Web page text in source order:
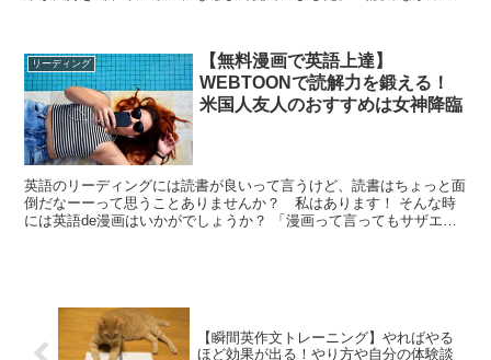
リーディング
【無料漫画で英語上達】
WEBTOONで読解力を鍛える！
米国人友人のおすすめは女神降臨
英語のリーディングには読書が良いって言うけど、読書はちょっと面
倒だなーーって思うことありませんか？ 私はあります！ そんな時
には英語de漫画はいかがでしょうか？ 「漫画って言ってもサザエさ
【瞬間英作文トレーニング】やればやる
ほど効果が出る！やり方や自分の体験談